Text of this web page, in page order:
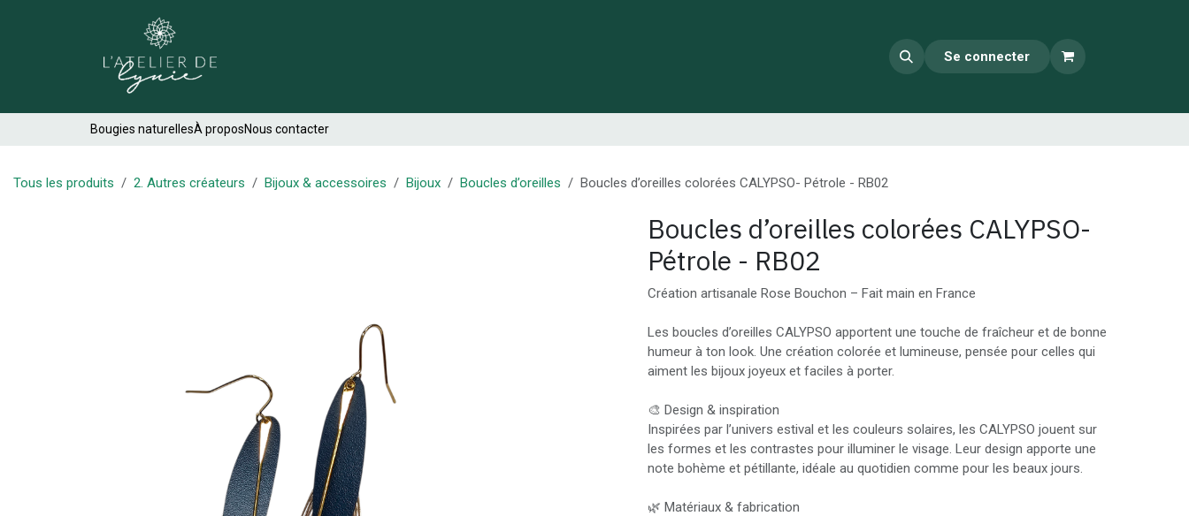
Se connecter
Bougies naturellesÀ proposNous contacter
Tous les produits 2. Autres créateurs Bijoux & accessoires Bijoux Boucles d’oreilles Boucles d’oreilles colorées CALYPSO- Pétrole - RB02
Boucles d’oreilles colorées CALYPSO-
Pétrole - RB02
Création artisanale Rose Bouchon – Fait main en France
Les boucles d’oreilles CALYPSO apportent une touche de fraîcheur et de bonne
humeur à ton look. Une création colorée et lumineuse, pensée pour celles qui
aiment les bijoux joyeux et faciles à porter.
🎨 Design & inspiration
Inspirées par l’univers estival et les couleurs solaires, les CALYPSO jouent sur
les formes et les contrastes pour illuminer le visage. Leur design apporte une
note bohème et pétillante, idéale au quotidien comme pour les beaux jours.
🌿 Matériaux & fabrication